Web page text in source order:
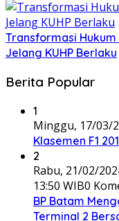
Transformasi
Jelang KUHP Berlaku
Berita Popular
1
Minggu, 17/03/
Klasemen F1
2
Rabu, 21/02/
13:50 WIB0
BP Batam
Terminal 2